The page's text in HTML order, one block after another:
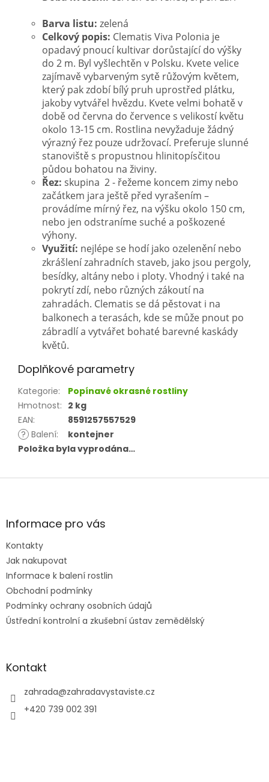
Barva listu: zelená
Celkový popis: Clematis Viva Polonia je
opadavý pnoucí kultivar dorůstající do výšky
do 2 m. Byl vyšlechtěn v Polsku. Kvete velice
zajímavě vybarveným sytě růžovým květem,
který pak zdobí bílý pruh uprostřed plátku,
jakoby vytvářel hvězdu. Kvete velmi bohatě v
době od června do července s velikostí květu
okolo 13-15 cm. Rostlina nevyžaduje žádný
výrazný řez pouze udržovací. Preferuje slunné
stanoviště s propustnou hlinitopísčitou
půdou bohatou na živiny.
Řez: skupina 2 - řežeme koncem zimy nebo
začátkem jara ještě před vyrašením –
provádíme mírný řez, na výšku okolo 150 cm,
nebo jen odstraníme suché a poškozené
výhony.
Využití: nejlépe se hodí jako ozelenění nebo
zkrášlení zahradních staveb, jako jsou pergoly,
besídky, altány nebo i ploty. Vhodný i také na
pokrytí zdí, nebo různých zákoutí na
zahradách. Clematis se dá pěstovat i na
balkonech a terasách, kde se může pnout po
zábradlí a vytvářet bohaté barevné kaskády
květů.
Doplňkové parametry
Kategorie:
Popínavé okrasné rostliny
Hmotnost: 2 kg
EAN:
8591257557529
? Balení:
kontejner
Položka byla vyprodána…
Z
aInformace pro vás
Kontakty
Jak nakupovat
Informace k balení rostlin
Obchodní podmínky
Podmínky ochrany osobních údajů
Ústřední kontrolní a zkušební ústav zemědělský
Kontakt
zahrada@zahradavystaviste.cz
+420 739 002 391